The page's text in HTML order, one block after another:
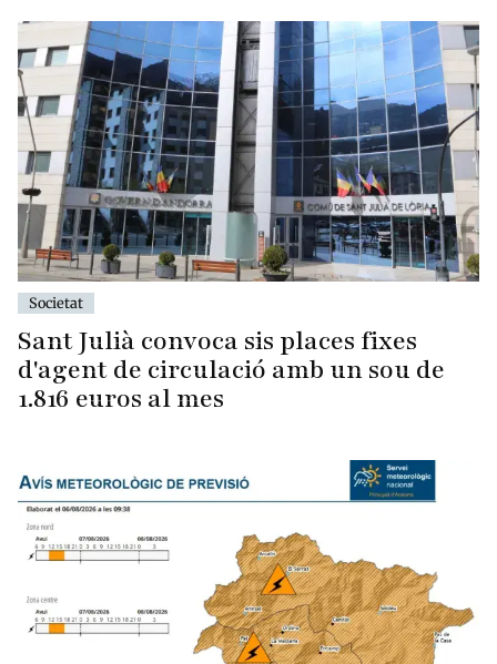
Societat
Sant Julià convoca sis places fixes
d'agent de circulació amb un sou de
1.816 euros al mes